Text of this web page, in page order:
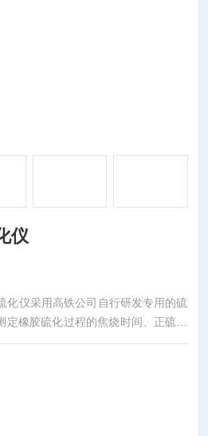
仪
化仪采用高铁公司自行研发专用的硫
橡胶硫化过程的焦烧时间、正硫化
及硫化平坦期等性能指标，是橡胶行